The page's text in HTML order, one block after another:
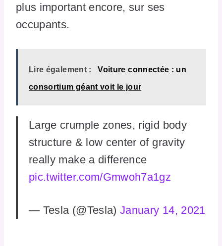
plus important encore, sur ses
occupants.
Lire également : Voiture connectée : un
consortium géant voit le jour
Large crumple zones, rigid body
structure & low center of gravity
really make a difference
pic.twitter.com/Gmwoh7a1gz
— Tesla (@Tesla) January 14, 2021